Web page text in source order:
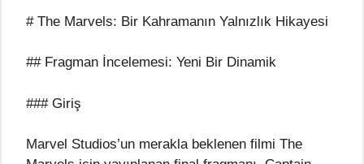
# The Marvels: Bir Kahramanın Yalnızlık Hikayesi
## Fragman İncelemesi: Yeni Bir Dinamik
### Giriş
Marvel Studios’un merakla beklenen filmi The